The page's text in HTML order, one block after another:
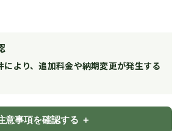
により、追加料金や納期変更が発生する
意事項を確認する